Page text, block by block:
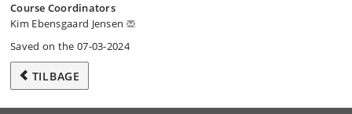
Course Coordinators
Kim Ebensgaard Jensen
Saved on the 07-03-2024
TILBAGE